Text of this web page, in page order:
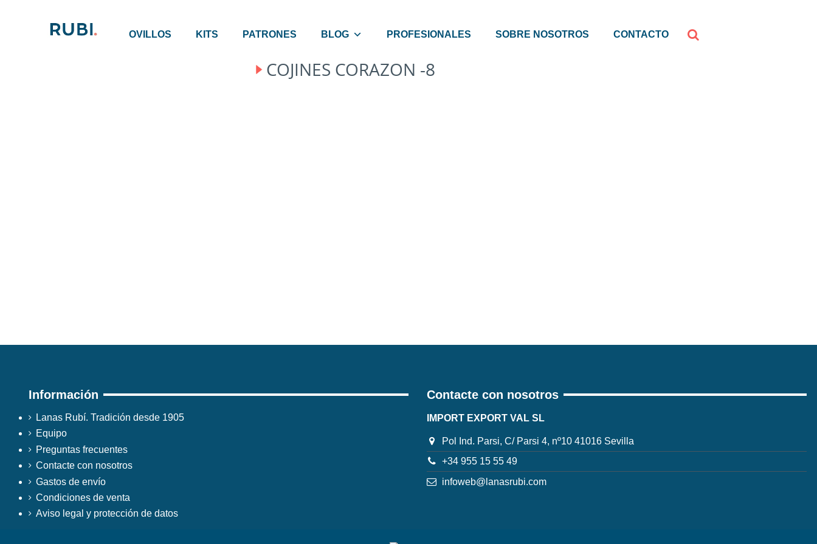
OVILLOS KITS PATRONES BLOG PROFESIONALES SOBRE NOSOTROS CONTACTO
COJINES CORAZON -8
Información
Lanas Rubí. Tradición desde 1905
Equipo
Preguntas frecuentes
Contacte con nosotros
Gastos de envío
Condiciones de venta
Aviso legal y protección de datos
Contacte con nosotros
IMPORT EXPORT VAL SL
Pol Ind. Parsi, C/ Parsi 4, nº10 41016 Sevilla
+34 955 15 55 49
infoweb@lanasrubi.com